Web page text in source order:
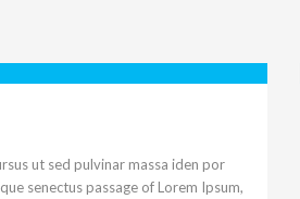
ut sed pulvinar massa iden por
senectus passage of Lorem Ipsum,